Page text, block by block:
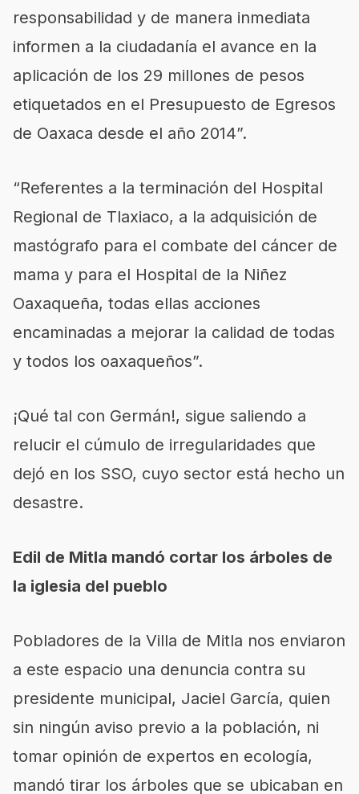
responsabilidad y de manera inmediata
informen a la ciudadanía el avance en la
aplicación de los 29 millones de pesos
etiquetados en el Presupuesto de Egresos
de Oaxaca desde el año 2014”.
“Referentes a la terminación del Hospital
Regional de Tlaxiaco, a la adquisición de
mastógrafo para el combate del cáncer de
mama y para el Hospital de la Niñez
Oaxaqueña, todas ellas acciones
encaminadas a mejorar la calidad de todas
y todos los oaxaqueños”.
¡Qué tal con Germán!, sigue saliendo a
relucir el cúmulo de irregularidades que
dejó en los SSO, cuyo sector está hecho un
desastre.
Edil de Mitla mandó cortar los árboles de
la iglesia del pueblo
Pobladores de la Villa de Mitla nos enviaron
a este espacio una denuncia contra su
presidente municipal, Jaciel García, quien
sin ningún aviso previo a la población, ni
tomar opinión de expertos en ecología,
mandó tirar los árboles que se ubicaban en